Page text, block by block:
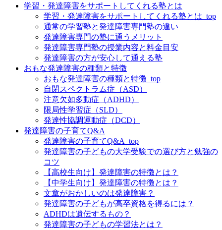
学習・発達障害をサポートしてくれる塾とは
学習・発達障害をサポートしてくれる塾とは_top
通常の学習塾と発達障害専門塾の違い
発達障害専門の塾に通うメリット
発達障害専門塾の授業内容と料金目安
発達障害の方が安心して通える塾
おもな発達障害の種類と特徴
おもな発達障害の種類と特徴_top
自閉スペクトラム症（ASD）
注意欠如多動症（ADHD）
限局性学習症（SLD）
発達性協調運動症（DCD）
発達障害の子育てQ&A
発達障害の子育てQ&A_top
発達障害の子どもの大学受験での選び方と勉強の
コツ
【高校生向け】発達障害の特徴とは？
【中学生向け】発達障害の特徴とは？
文章がおかしいのは発達障害？
発達障害の子どもが高卒資格を得るには？
ADHDは遺伝するもの？
発達障害の子どもの学習法とは？